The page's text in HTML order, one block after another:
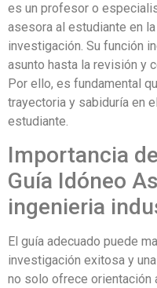
es un profesor o
asesora al estudiante en
investigación. Su función
asunto hasta la revisión y
Por ello, es fundamental
trayectoria y sabiduría en
estudiante.
Importancia
Guía Idóneo
ingenieria
El guía adecuado puede
investigación exitosa y
no solo ofrece orientación